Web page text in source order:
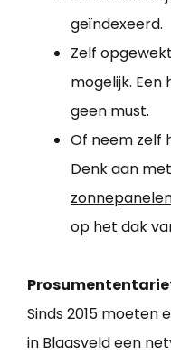
geïndexeerd.
Zelf
mogelijk. Een
geen must.
Of neem zelf
Denk aan
op het dak
Sinds 2015 moeten
in Blaasveld een